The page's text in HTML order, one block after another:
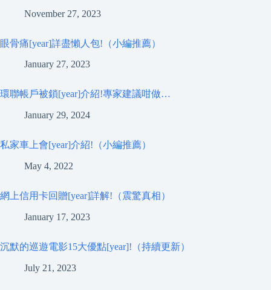
November 27, 2023
眼骨痛[year]詳盡懶人包!（小編推薦）
January 27, 2023
環聯帳戶被鎖[year]介紹!專家建議咁做…
January 29, 2024
私家車上會[year]介紹!（小編推薦）
May 4, 2022
網上信用卡回贈[year]詳解!（震驚真相）
January 17, 2023
沉默的巡遊電影15大優點[year]!（持續更新）
July 21, 2023